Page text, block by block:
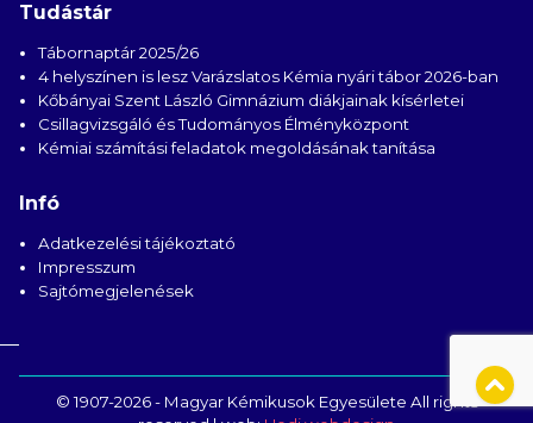
Tudástár
Tábornaptár 2025/26
4 helyszínen is lesz Varázslatos Kémia nyári tábor 2026-ban
Kőbányai Szent László Gimnázium diákjainak kísérletei
Csillagvizsgáló és Tudományos Élményközpont
Kémiai számítási feladatok megoldásának tanítása
Infó
Adatkezelési tájékoztató
Impresszum
Sajtómegjelenések
© 1907-2026 - Magyar Kémikusok Egyesülete All rights